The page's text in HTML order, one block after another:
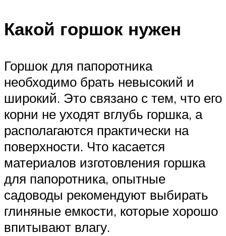
Какой горшок нужен
Горшок для папоротника
необходимо брать невысокий и
широкий. Это связано с тем, что его
корни не уходят вглубь горшка, а
располагаются практически на
поверхности. Что касается
материалов изготовления горшка
для папоротника, опытные
садоводы рекомендуют выбирать
глиняные емкости, которые хорошо
впитывают влагу.